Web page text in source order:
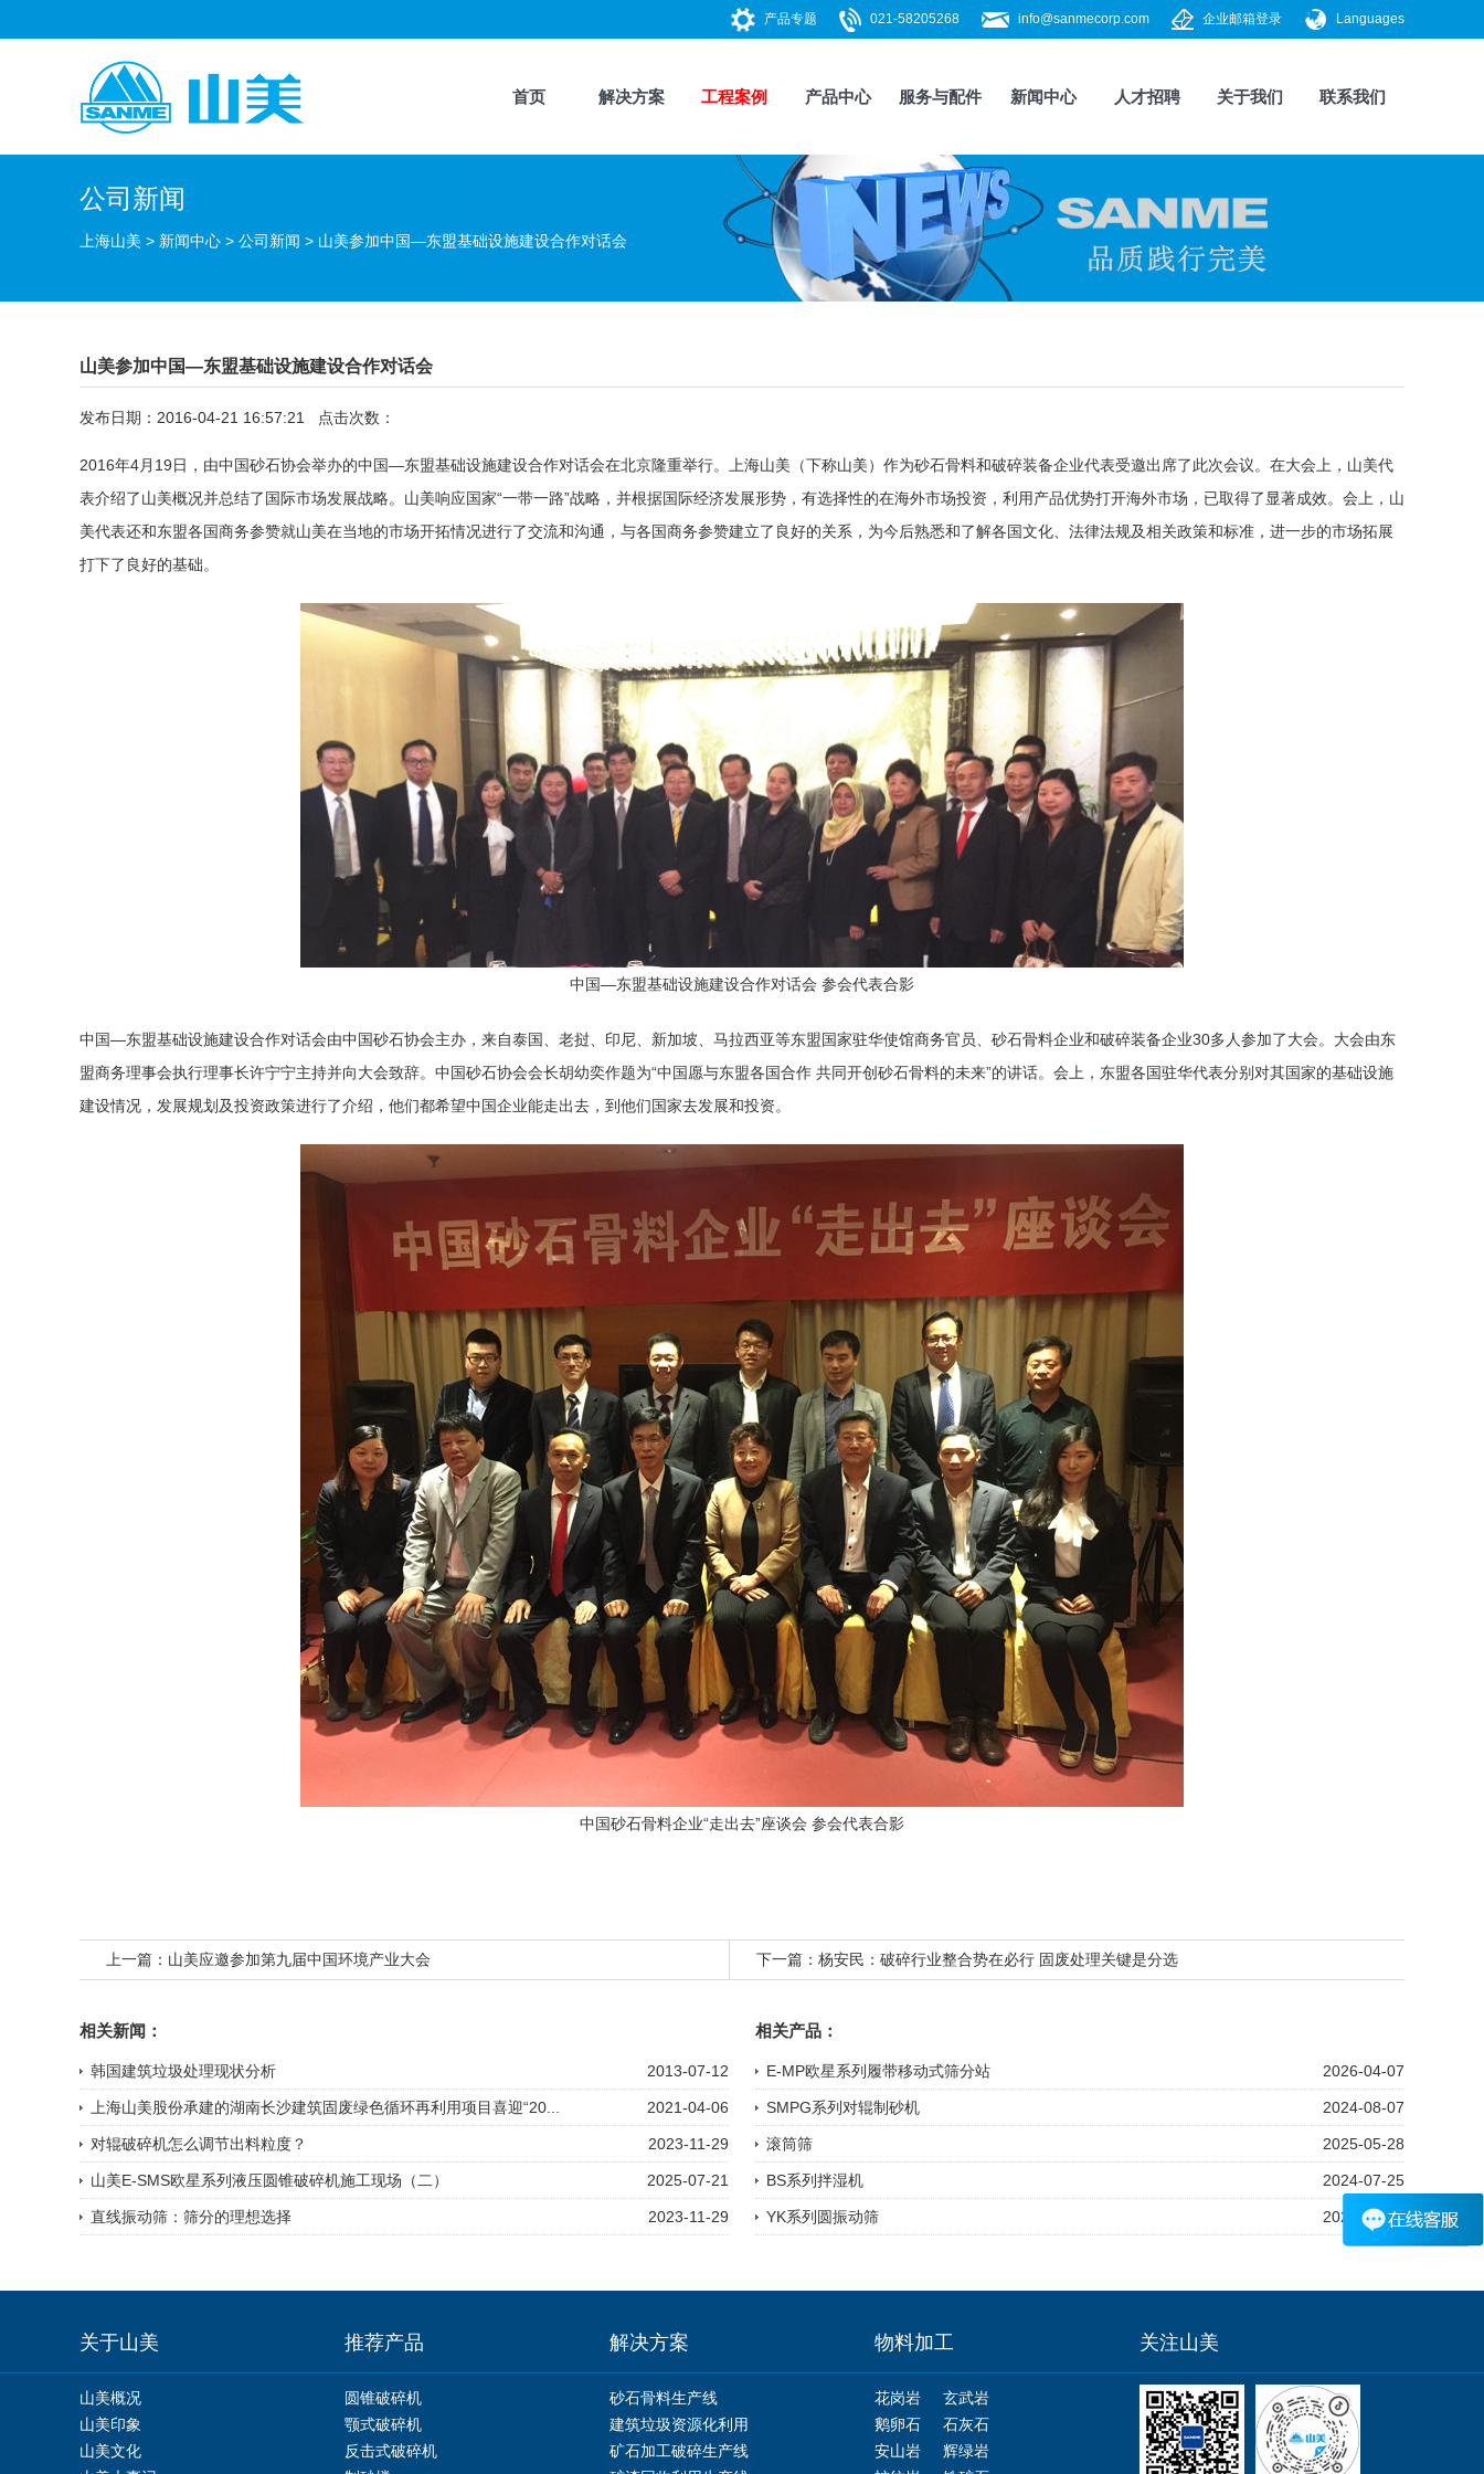
Languages
企业邮箱登录
info@sanmecorp.com
021-58205268
产品专题
首页 解决方案 工程案例 产品中心 服务与配件 新闻中心 人才招聘 关于我们 联系我们
公司新闻
上海山美 > 新闻中心 > 公司新闻 > 山美参加中国—东盟基础设施建设合作对话会
山美参加中国—东盟基础设施建设合作对话会
发布日期：2016-04-21 16:57:21 点击次数：
2016年4月19日，由中国砂石协会举办的中国—东盟基础设施建设合作对话会在北京隆重举行。 上海山美 （下称山美）作为砂石骨料和破碎装备企业代表受邀出席了此次会议。在大会上，山美代
表介绍了山美概况并总结了国际市场发展战略。山美响应国家“一带一路”战略，并根据国际经济发展形势，有选择性的在海外市场投资，利用产品优势打开海外市场，已取得了显著成效。会上，山
美代表还和东盟各国商务参赞就山美在当地的市场开拓情况进行了交流和沟通，与各国商务参赞建立了良好的关系，为今后熟悉和了解各国文化、法律法规及相关政策和标准，进一步的市场拓展
打下了良好的基础。
中国—东盟基础设施建设合作对话会 参会代表合影
中国—东盟基础设施建设合作对话会由中国砂石协会主办，来自泰国、老挝、印尼、新加坡、马拉西亚等东盟国家驻华使馆商务官员、砂石骨料企业和破碎装备企业30多人参加了大会。大会由东
盟商务理事会执行理事长许宁宁主持并向大会致辞。中国砂石协会会长胡幼奕作题为“中国愿与东盟各国合作 共同开创砂石骨料的未来”的讲话。会上，东盟各国驻华代表分别对其国家的基础设施
建设情况，发展规划及投资政策进行了介绍，他们都希望中国企业能走出去，到他们国家去发展和投资。
中国砂石骨料企业“走出去”座谈会 参会代表合影
上一篇： 山美应邀参加第九届中国环境产业大会 下一篇： 杨安民：破碎行业整合势在必行 固废处理关键是分选
相关新闻：
韩国建筑垃圾处理现状分析 2013-07-12
上海山美股份承建的湖南长沙建筑固废绿色循环再利用项目喜迎“20... 2021-04-06
对辊破碎机怎么调节出料粒度？ 2023-11-29
山美E-SMS欧星系列液压圆锥破碎机施工现场（二） 2025-07-21
直线振动筛：筛分的理想选择 2023-11-29
相关产品：
E-MP欧星系列履带移动式筛分站 2026-04-07
SMPG系列对辊制砂机 2024-08-07
滚筒筛 2025-05-28
BS系列拌湿机 2024-07-25
YK系列圆振动筛 2026-05-13
关于山美 推荐产品 解决方案 物料加工 关注山美
山美概况
山美印象
山美文化
圆锥破碎机
颚式破碎机
反击式破碎机
砂石骨料生产线
建筑垃圾资源化利用
矿石加工破碎生产线
花岗岩
玄武岩
鹅卵石
石灰石
安山岩
辉绿岩